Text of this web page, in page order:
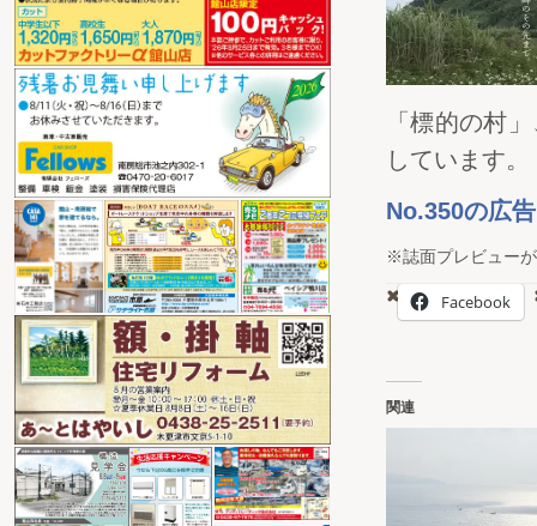
「標的の村
しています。
No.350の広
※誌面プレビュー
Facebook
関連